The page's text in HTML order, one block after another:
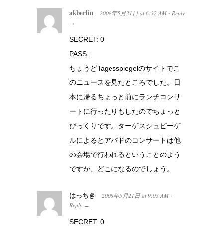
akberlin 2008年5月21日 at 6:32 AM · Reply
→
SECRET: 0
PASS:
ちょうどTagesspiegelのサイトでこ
のニュースを見たところでした。日
本に帰るちょっと前にランチコンサ
ートに行ったりもしたのでちょっと
びっくりです。ターゲスシュピーゲ
ルによるとアバドのコンサートは他
の会場で行われるということのよう
ですが、どこになるのでしょう。
はっちき 2008年5月21日 at 9:03 AM ·
Reply →
SECRET: 0